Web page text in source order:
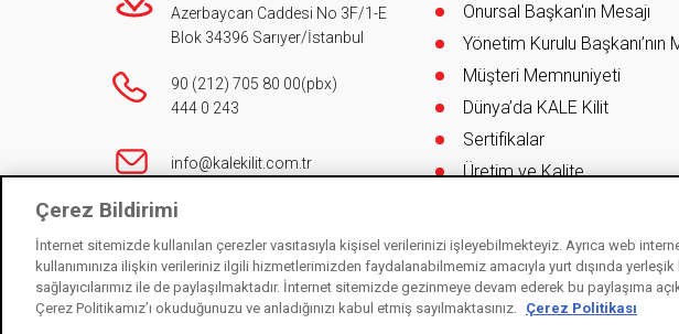
Azerbaycan Caddesi No 3F/1-E
Blok 34396 Sarıyer/İstanbul
90 (212) 705 80 00(pbx)
444 0 243
info@kalekilit.com.tr
İletişim
Onursal Başkan'ın Mesajı
Yönetim Kurulu Başkanı’nın
Müşteri Memnuniyeti
Dünya’da KALE Kilit
Sertifikalar
Üretim ve Kalite
Çevre & İSG Entegre
Çerez Bildirimi
İnternet sitemizde kullanılan çerezler vasıtasıyla kişisel verilerinizi işleyebilmekteyiz. Ayrıca web
kullanımınıza ilişkin verileriniz ilgili hizmetlerimizden faydalanabilmemiz amacıyla yurt dışında
sağlayıcılarımız ile de paylaşılmaktadır. İnternet sitemizde gezinmeye devam ederek bu paylaşıma
Çerez Politikamız’ı okuduğunuzu ve anladığınızı kabul etmiş sayılmaktasınız. Çerez Politikası